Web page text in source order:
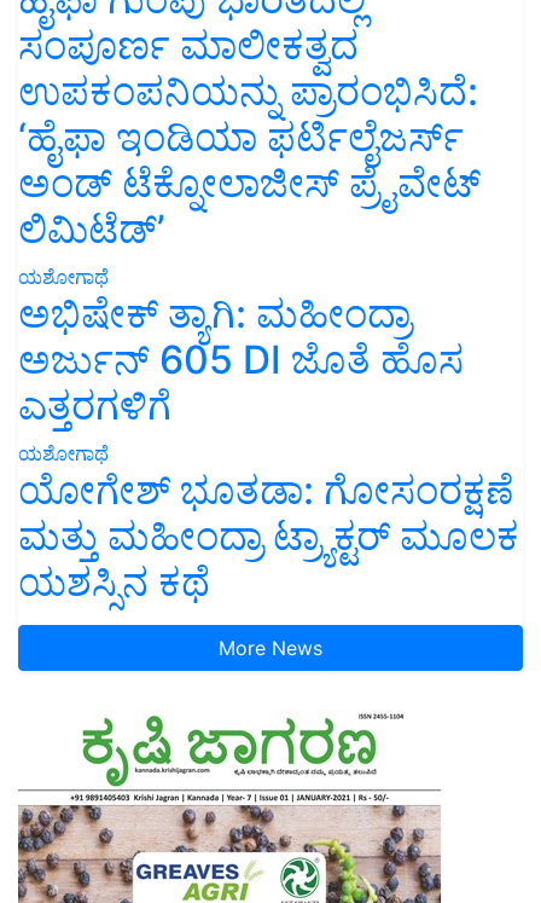
ಸಂಪೂರ್ಣ ಮಾಲೀಕತ್ವದ
ಉಪಕಂಪನಿಯನ್ನು ಪ್ರಾರಂಭಿಸಿದೆ:
‘ಹೈಫಾ ಇಂಡಿಯಾ ಫರ್ಟಿಲೈಜರ್ಸ್
ಅಂಡ್ ಟೆಕ್ನೋಲಾಜೀಸ್ ಪ್ರೈವೇಟ್
ಲಿಮಿಟೆಡ್’
ಯಶೋಗಾಥೆ
ಅಭಿಷೇಕ್ ತ್ಯಾಗಿ: ಮಹೀಂದ್ರಾ
ಅರ್ಜುನ್ 605 DI ಜೊತೆ ಹೊಸ
ಎತ್ತರಗಳಿಗೆ
ಯಶೋಗಾಥೆ
ಯೋಗೇಶ್ ಭೂತಡಾ: ಗೋಸಂರಕ್ಷಣೆ
ಮತ್ತು ಮಹೀಂದ್ರಾ ಟ್ರ್ಯಾಕ್ಟರ್ ಮೂಲಕ
ಯಶಸ್ಸಿನ ಕಥೆ
More News